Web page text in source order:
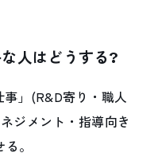
人はどうする?
」(R&D寄り・職人
ジメント・指導向き
。